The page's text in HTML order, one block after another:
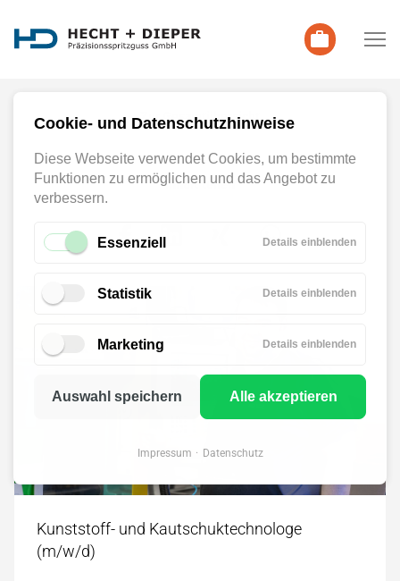
Cookie- und Datenschutzhinweise
Diese Webseite verwendet Cookies, um bestimmte
Funktionen zu ermöglichen und das Angebot zu
verbessern.
Essenziell Details einblendenfür
Statistik Details einblendenfür
Marketing Details einblendenfür
Auswahl speichern Alle akzeptieren
Impressum Datenschutz
Zur Gesamtübersicht
Inhalt teilen
Kunststoff- und Kautschuktechnologe
(m/w/d)